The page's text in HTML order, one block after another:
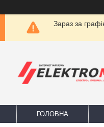
Зараз за
ГОЛОВНА